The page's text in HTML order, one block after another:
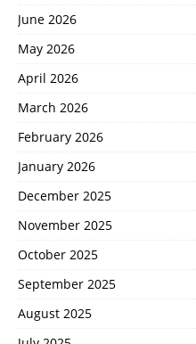
June 2026
May 2026
April 2026
March 2026
February 2026
January 2026
December 2025
November 2025
October 2025
September 2025
August 2025